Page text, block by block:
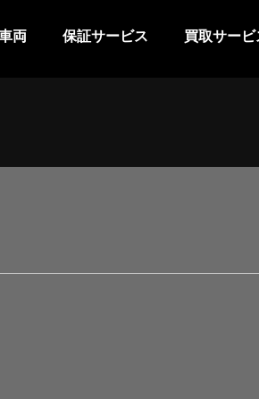
両 保証サービス 買取サービ